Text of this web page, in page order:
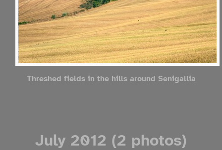
Threshed fields in the hills around Senigallia
July 2012 (2 photos)